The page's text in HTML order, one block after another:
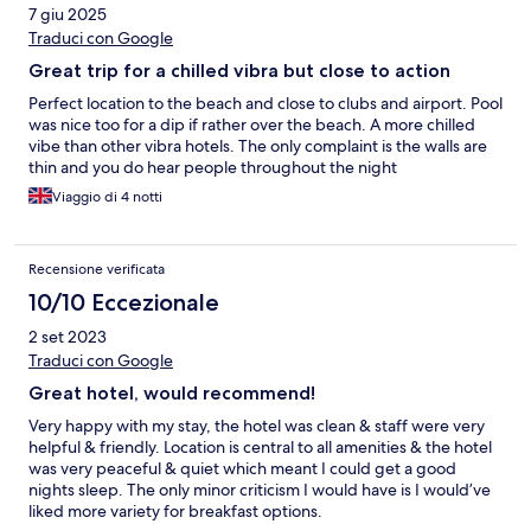
7 giu 2025
Traduci con Google
Great trip for a chilled vibra but close to action
Perfect location to the beach and close to clubs and airport. Pool
was nice too for a dip if rather over the beach. A more chilled
vibe than other vibra hotels. The only complaint is the walls are
thin and you do hear people throughout the night
Viaggio di 4 notti
Recensione verificata
10/10 Eccezionale
2 set 2023
Traduci con Google
Great hotel, would recommend!
Very happy with my stay, the hotel was clean & staff were very
helpful & friendly. Location is central to all amenities & the hotel
was very peaceful & quiet which meant I could get a good
nights sleep. The only minor criticism I would have is I would’ve
liked more variety for breakfast options.